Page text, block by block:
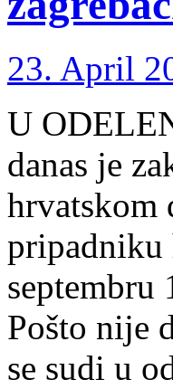
23. April
U
danas je
hrvatskom
pripadniku
septembru
Pošto nije
se sudi u